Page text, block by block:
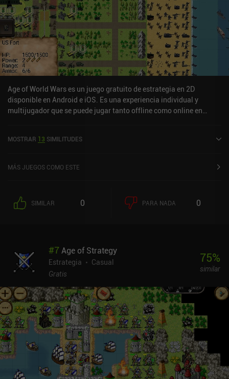
Age of World Wars es un juego gratuito de estrategia en 2D
disponible en Android e iOS. Es una experiencia individual y
multijugador que se puede jugar tanto offline como online en
y de 4,7 sobre 5,0 en la App Store de iOS.
MOSTRAR 13 SIMILITUDES
MÁS JUEGOS COMO ESTE
SIMILAR 0 PARA NADA 0
#7Age of Strategy
Estrategia
Casual
Gratis
75%
similar